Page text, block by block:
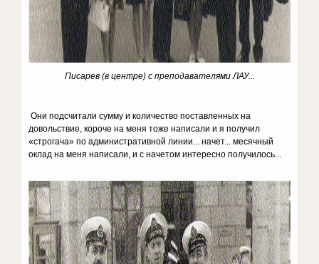
Писарев (в центре) с преподавателями ЛАУ...
Они подсчитали сумму и количество поставленных на
довольствие, короче на меня тоже написали и я получил
«строгача» по административной линии... начет... месячный
оклад на меня написали, и с начетом интересно получилось...